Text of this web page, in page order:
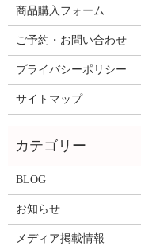
商品購入フォーム
ご予約・お問い合わせ
プライバシーポリシー
サイトマップ
BLOG
お知らせ
メディア掲載情報